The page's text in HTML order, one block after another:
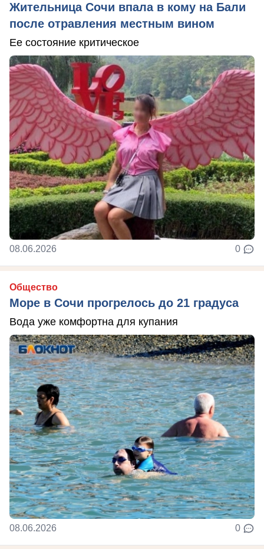
Жительница Сочи впала в кому на Бали
после отравления местным вином
Ее состояние критическое
08.06.2026 0
Общество
Море в Сочи прогрелось до 21 градуса
Вода уже комфортна для купания
08.06.2026 0